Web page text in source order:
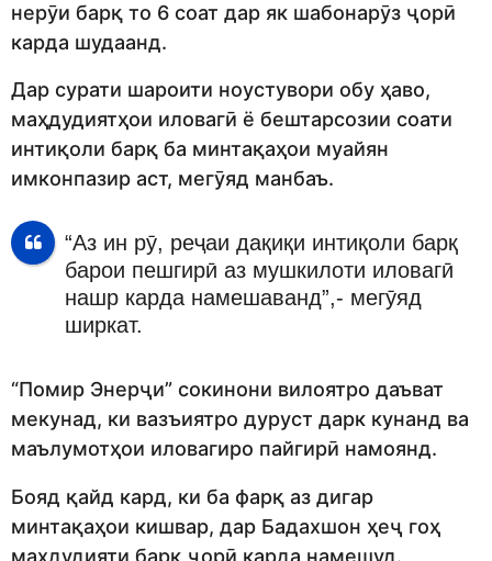
нерӯи барқ то 6 соат дар як шабонарӯз ҷорӣ
карда шудаанд.
Дар сурати шароити ноустувори обу ҳаво,
маҳдудиятҳои иловагӣ ё бештарсозии соати
интиқоли барқ ба минтақаҳои муайян
имконпазир аст, мегӯяд манбаъ.
“Аз ин рӯ, реҷаи дақиқи интиқоли барқ
барои пешгирӣ аз мушкилоти иловагӣ
нашр карда намешаванд”,- мегӯяд
ширкат.
“Помир Энерҷи” сокинони вилоятро даъват
мекунад, ки вазъиятро дуруст дарк кунанд ва
маълумотҳои иловагиро пайгирӣ намоянд.
Бояд қайд кард, ки ба фарқ аз дигар
минтақаҳои кишвар, дар Бадахшон ҳеҷ гоҳ
маҳдудияти барқ ҷорӣ карда намешуд.